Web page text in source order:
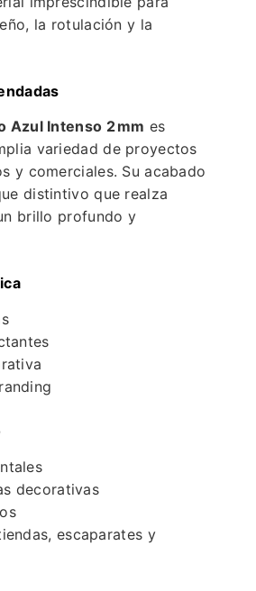
la rotulación y la
Azul Intenso 2 mm es
variedad de proyectos
y comerciales. Su acabado
distintivo que realza
brillo profundo y
decorativas
escaparates y